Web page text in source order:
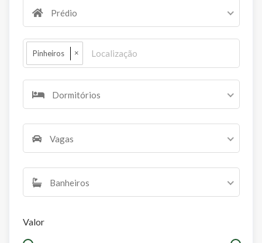
Prédio
Pinheiros ×
Dormitórios
Vagas
Banheiros
Valor